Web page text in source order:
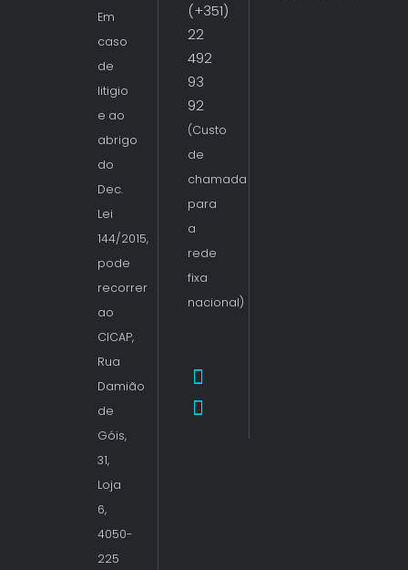
Em
caso
de
litigio
e ao
abrigo
do
Dec.
Lei
144/2015,
pode
recorrer
ao
CICAP,
Rua
Damião
de
Góis,
31,
Loja
6,
4050-
225
(+351)
22
492
93
92
(Custo
de
chamada
para
a
rede
fixa
nacional)